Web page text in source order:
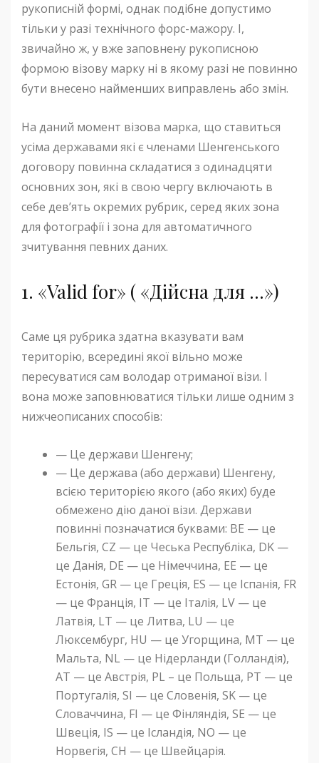
рукописній формі, однак подібне допустимо
тільки у разі технічного форс-мажору. І,
звичайно ж, у вже заповнену рукописною
формою візову марку ні в якому разі не повинно
бути внесено найменших виправлень або змін.
На даний момент візова марка, що ставиться
усіма державами які є членами Шенгенського
договору повинна складатися з одинадцяти
основних зон, які в свою чергу включають в
себе дев’ять окремих рубрик, серед яких зона
для фотографії і зона для автоматичного
зчитування певних даних.
1. «Valid for» ( «Дійсна для …»)
Саме ця рубрика здатна вказувати вам
територію, всередині якої вільно може
пересуватися сам володар отриманої візи. І
вона може заповнюватися тільки лише одним з
нижчеописаних способів:
— Це держави Шенгену;
— Це держава (або держави) Шенгену,
всією територією якого (або яких) буде
обмежено дію даної візи. Держави
повинні позначатися буквами: BE — це
Бельгія, CZ — це Чеська Республіка, DK —
це Данія, DE — це Німеччина, EE — це
Естонія, GR — це Греція, ES — це Іспанія, FR
— це Франція, IT — це Італія, LV — це
Латвія, LT — це Литва, LU — це
Люксембург, HU — це Угорщина, MT — це
Мальта, NL — це Нідерланди (Голландія),
AT — це Австрія, PL – це Польща, PT — це
Португалія, SI — це Словенія, SK — це
Словаччина, FI — це Фінляндія, SE — це
Швеція, IS — це Ісландія, NO — це
Норвегія, CH — це Швейцарія.